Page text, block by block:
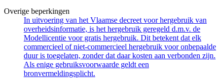
Overige beperkingen
In uitvoering van het Vlaamse decreet voor hergebruik van
overheidsinformatie, is het hergebruik geregeld d.m.v. de
Modellicentie voor gratis hergebruik. Dit betekent dat elk
commercieel of niet-commercieel hergebruik voor onbepaalde
duur is toegelaten, zonder dat daar kosten aan verbonden zijn.
Als enige gebruiksvoorwaarde geldt een
bronvermeldingsplicht.